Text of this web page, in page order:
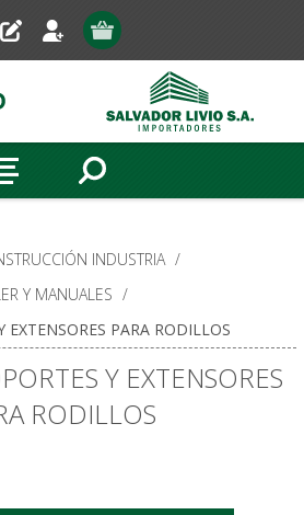
INDUSTRIA /
Y MANUALES /
EXTENSORES PARA RODILLOS
Y EXTENSORES
RODILLOS